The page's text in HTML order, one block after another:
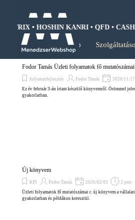
• HOSHIN KANRI • QFD • CASH-
Kezdőlap
Fodor Tamás Üzleti folyamatok fő
folyamatfejlesztés Fodor Tamás 2020/11/17
Ez év február 3-án írtam készölő könyvemről. Örömmel
gyakorlatban.
Új könyvem
KPI Fodor Tamás 2020/02/03
2 perc
Üzleti folyamatok fő mutatószámai c. új könyvem a
gyakorlatban és példákon keresztül.